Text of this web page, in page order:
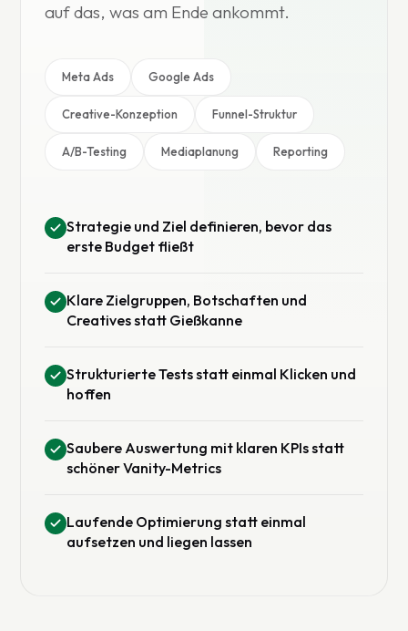
auf das, was am Ende ankommt.
Meta Ads Google Ads
Creative-Konzeption Funnel-Struktur
A/B-Testing Mediaplanung Reporting
Strategie und Ziel definieren, bevor das
erste Budget fließt
Klare Zielgruppen, Botschaften und
Creatives statt Gießkanne
Strukturierte Tests statt einmal Klicken und
hoffen
Saubere Auswertung mit klaren KPIs statt
schöner Vanity-Metrics
Laufende Optimierung statt einmal
aufsetzen und liegen lassen